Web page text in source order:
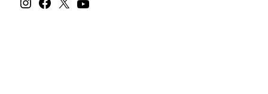
Instagram
Facebook
X YouTube